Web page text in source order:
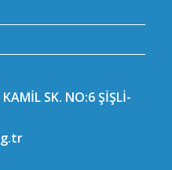
SK. NO:6 ŞİŞLİ-